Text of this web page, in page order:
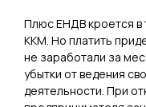
Плюс ЕНДВ кроется в
ККМ. Но платить
не заработали за
убытки от ведения
деятельности. При